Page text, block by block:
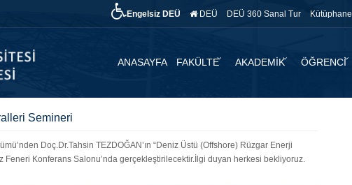
Engelsiz DEÜ DEÜ DEÜ 360 Sanal Tur Kütüphane
ANASAYFA FAKÜLTE AKADEMİK ÖĞRENCİ
Semineri
Doç.Dr.Tahsin TEZDOĞAN’ın “Deniz Üstü (Offshore) Rüzgar Enerji
Feneri Konferans Salonu’nda gerçekleştirilecektir.İlgi duyan herkesi bekliyoruz.